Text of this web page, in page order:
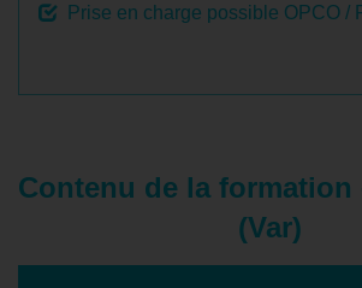
Prise en charge possible OPCO /
Contenu de la formation
(Var)